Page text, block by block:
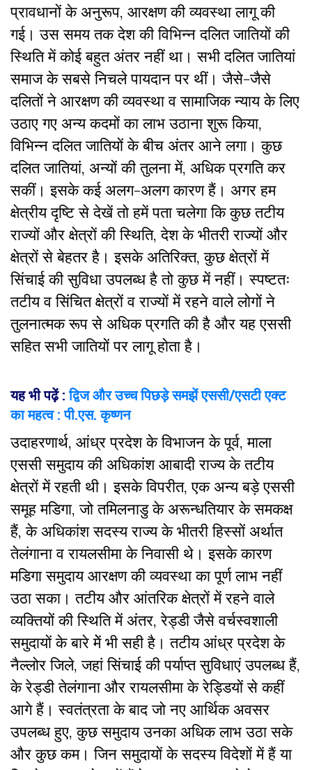
प्रावधानों के अनुरूप, आरक्षण की व्यवस्था लागू की
गई। उस समय तक देश की विभिन्न दलित जातियों की
स्थिति में कोई बहुत अंतर नहीं था। सभी दलित जातियां
समाज के सबसे निचले पायदान पर थीं। जैसे-जैसे
दलितों ने आरक्षण की व्यवस्था व सामाजिक न्याय के लिए
उठाए गए अन्य कदमों का लाभ उठाना शुरू किया,
विभिन्न दलित जातियों के बीच अंतर आने लगा। कुछ
दलित जातियां, अन्यों की तुलना में, अधिक प्रगति कर
सकीं। इसके कई अलग-अलग कारण हैं। अगर हम
क्षेत्रीय दृष्टि से देखें तो हमें पता चलेगा कि कुछ तटीय
राज्यों और क्षेत्रों की स्थिति, देश के भीतरी राज्यों और
क्षेत्रों से बेहतर है। इसके अतिरिक्त, कुछ क्षेत्रों में
सिंचाई की सुविधा उपलब्ध है तो कुछ में नहीं। स्पष्टतः
तटीय व सिंचित क्षेत्रों व राज्यों में रहने वाले लोगों ने
तुलनात्मक रूप से अधिक प्रगति की है और यह एससी
सहित सभी जातियों पर लागू होता है।
यह भी पढ़ें :द्विज और उच्च पिछड़े समझें एससी/एसटी एक्ट
का महत्व : पी.एस. कृष्णन
उदाहरणार्थ, आंध्र प्रदेश के विभाजन के पूर्व, माला
एससी समुदाय की अधिकांश आबादी राज्य के तटीय
क्षेत्रों में रहती थी। इसके विपरीत, एक अन्य बड़े एससी
समूह मडिगा, जो तमिलनाडु के अरून्धतियार के समकक्ष
हैं, के अधिकांश सदस्य राज्य के भीतरी हिस्सों अर्थात
तेलंगाना व रायलसीमा के निवासी थे। इसके कारण
मडिगा समुदाय आरक्षण की व्यवस्था का पूर्ण लाभ नहीं
उठा सका। तटीय और आंतरिक क्षेत्रों में रहने वाले
व्यक्तियों की स्थिति में अंतर, रेड्डी जैसे वर्चस्वशाली
समुदायों के बारे मेें भी सही है। तटीय आंध्र प्रदेश के
नैल्लोर जिले, जहां सिंचाई की पर्याप्त सुविधाएं उपलब्ध हैं,
के रेड्डी तेलंगाना और रायलसीमा के रेड्डियों से कहीं
आगे हैं। स्वतंत्रता के बाद जो नए आर्थिक अवसर
उपलब्ध हुए, कुछ समुदाय उनका अधिक लाभ उठा सके
और कुछ कम। जिन समुदायों के सदस्य विदेशों में हैं या